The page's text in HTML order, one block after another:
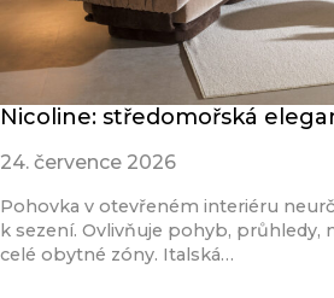
Nicoline: středomořská
24. července 2026
Pohovka v otevřeném interiéru
k sezení. Ovlivňuje pohyb, průhledy,
celé obytné zóny. Italská…